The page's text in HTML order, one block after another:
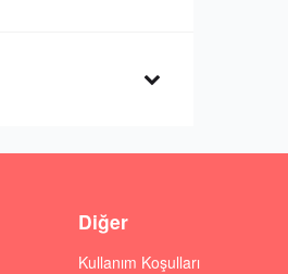
Diğer
Kullanım Koşulları